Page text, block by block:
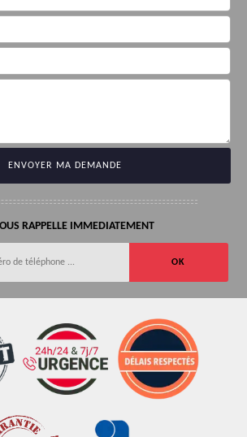
RAPPELLE IMMEDIATEMENT